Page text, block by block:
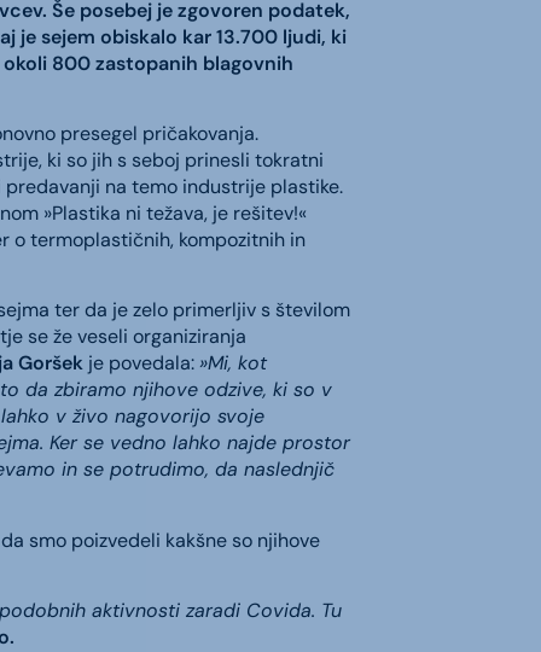
Še posebej je zgovoren podatek,
je sejem obiskalo kar 13.700 ljudi, ki
800 zastopanih blagovnih
presegel pričakovanja.
ki so jih s seboj prinesli tokratni
na temo industrije plastike.
»Plastika ni težava, je rešitev!«
o termoplastičnih, kompozitnih in
ter da je zelo primerljiv s številom
se že veseli organiziranja
Goršek je povedala:»Mi, kot
da zbiramo njihove odzive, ki so v
v živo nagovorijo svoje
Ker se vedno lahko najde prostor
in se potrudimo, da naslednjič
smo poizvedeli kakšne so njihove
aktivnosti zaradi Covida. Tu